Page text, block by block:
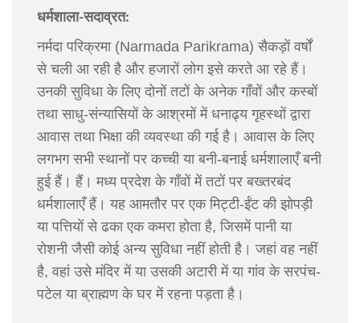
धर्मशाला-सदाव्रत:
नर्मदा परिक्रमा (Narmada Parikrama) सैकड़ों वर्षों
से चली आ रही है और हजारों लोग इसे करते आ रहे हैं।
उनकी सुविधा के लिए दोनों तटों के अनेक गाँवों और कस्बों
तथा साधु-संन्यासियों के आश्रमों में धनाढ्य गृहस्थों द्वारा
आवास तथा भिक्षा की व्यवस्था की गई है। आवास के लिए
लगभग सभी स्थानों पर कच्ची या बनी-बनाई धर्मशालाएँ बनी
हुई हैं। हैं। मध्य प्रदेश के गाँवों में तटों पर बख्तरबंद
धर्मशालाएँ हैं। यह आमतौर पर एक मिट्टी-ईंट की झोपड़ी
या पत्तियों से ढका एक कमरा होता है, जिसमें पानी या
रोशनी जैसी कोई अन्य सुविधा नहीं होती है। जहां वह नहीं
है, वहां उसे मंदिर में या उसकी अटारी में या गांव के सरपंच-
पटेल या ब्राह्मण के घर में रहना पड़ता है।